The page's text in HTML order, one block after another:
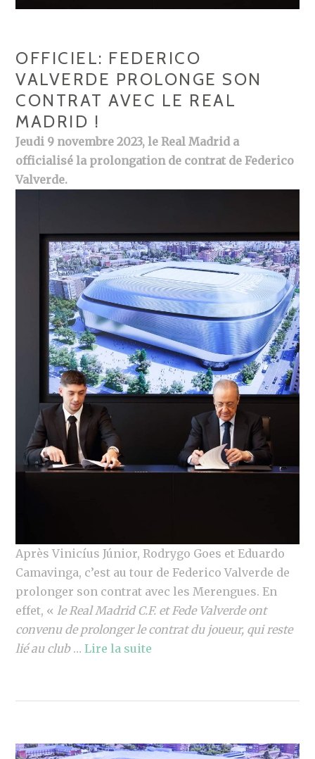
OFFICIEL: FEDERICO
VALVERDE PROLONGE SON
CONTRAT AVEC LE REAL
MADRID !
Jeudi 9 novembre 2023, le Real Madrid a
officialisé la prolongation de contrat de Federico
Valverde.
Après Vinicíus Júnior, Rodrygo Goes et Eduardo
Camavinga, c’est au tour de Federico Valverde de
prolonger son contrat avec les Merengues. En
effet, «le Real Madrid C.F. et Fede Valverde ont
convenu de prolonger le contrat du joueur, qui reste
lié au club …Lire la suite